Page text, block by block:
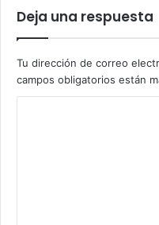
Deja una respuesta
Tu dirección de correo
campos obligatorios están